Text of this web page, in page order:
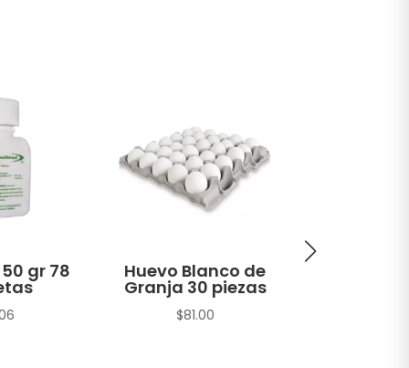
gr 78 Huevo Blanco de
Granja 30 piezas
$81.00